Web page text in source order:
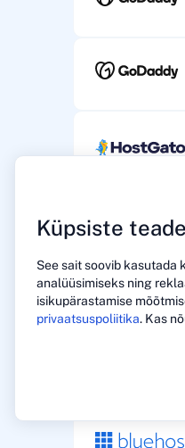
Küpsiste teade
See sait soovib kasutada
analüüsimiseks ning
isikupärastamise
privaatsuspoliitika. Kas